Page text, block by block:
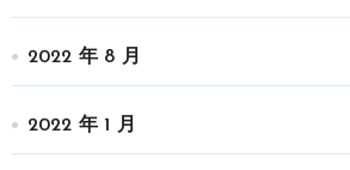
2022 年 8 月
2022 年 1 月